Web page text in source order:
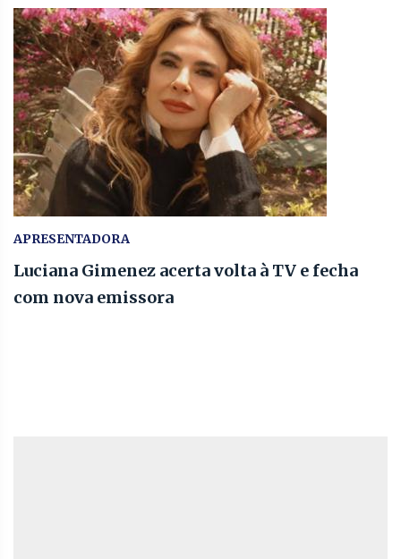
APRESENTADORA
Luciana Gimenez acerta volta à TV e fecha
com nova emissora